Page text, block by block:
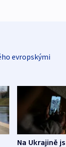
evropskými
Na Ukrajině